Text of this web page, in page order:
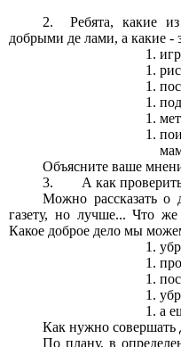
2. Ребята, какие
добрыми де лами, а какие -
Объясните ваше
3. А как проверить,
Можно рассказать о
газету, но лучше... Что
Какое доброе дело мы
а
Как нужно совершать
По плану, в